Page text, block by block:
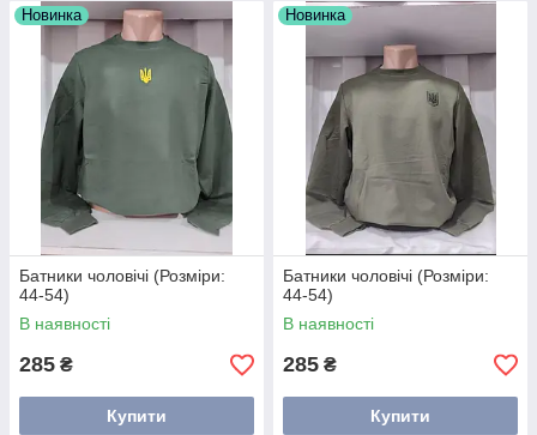
Новинка
Батники чоловічі (Розміри:
44-54)
В наявності
285 ₴
Купити
Новинка
Батники чоловічі (Розміри:
44-54)
В наявності
285 ₴
Купити